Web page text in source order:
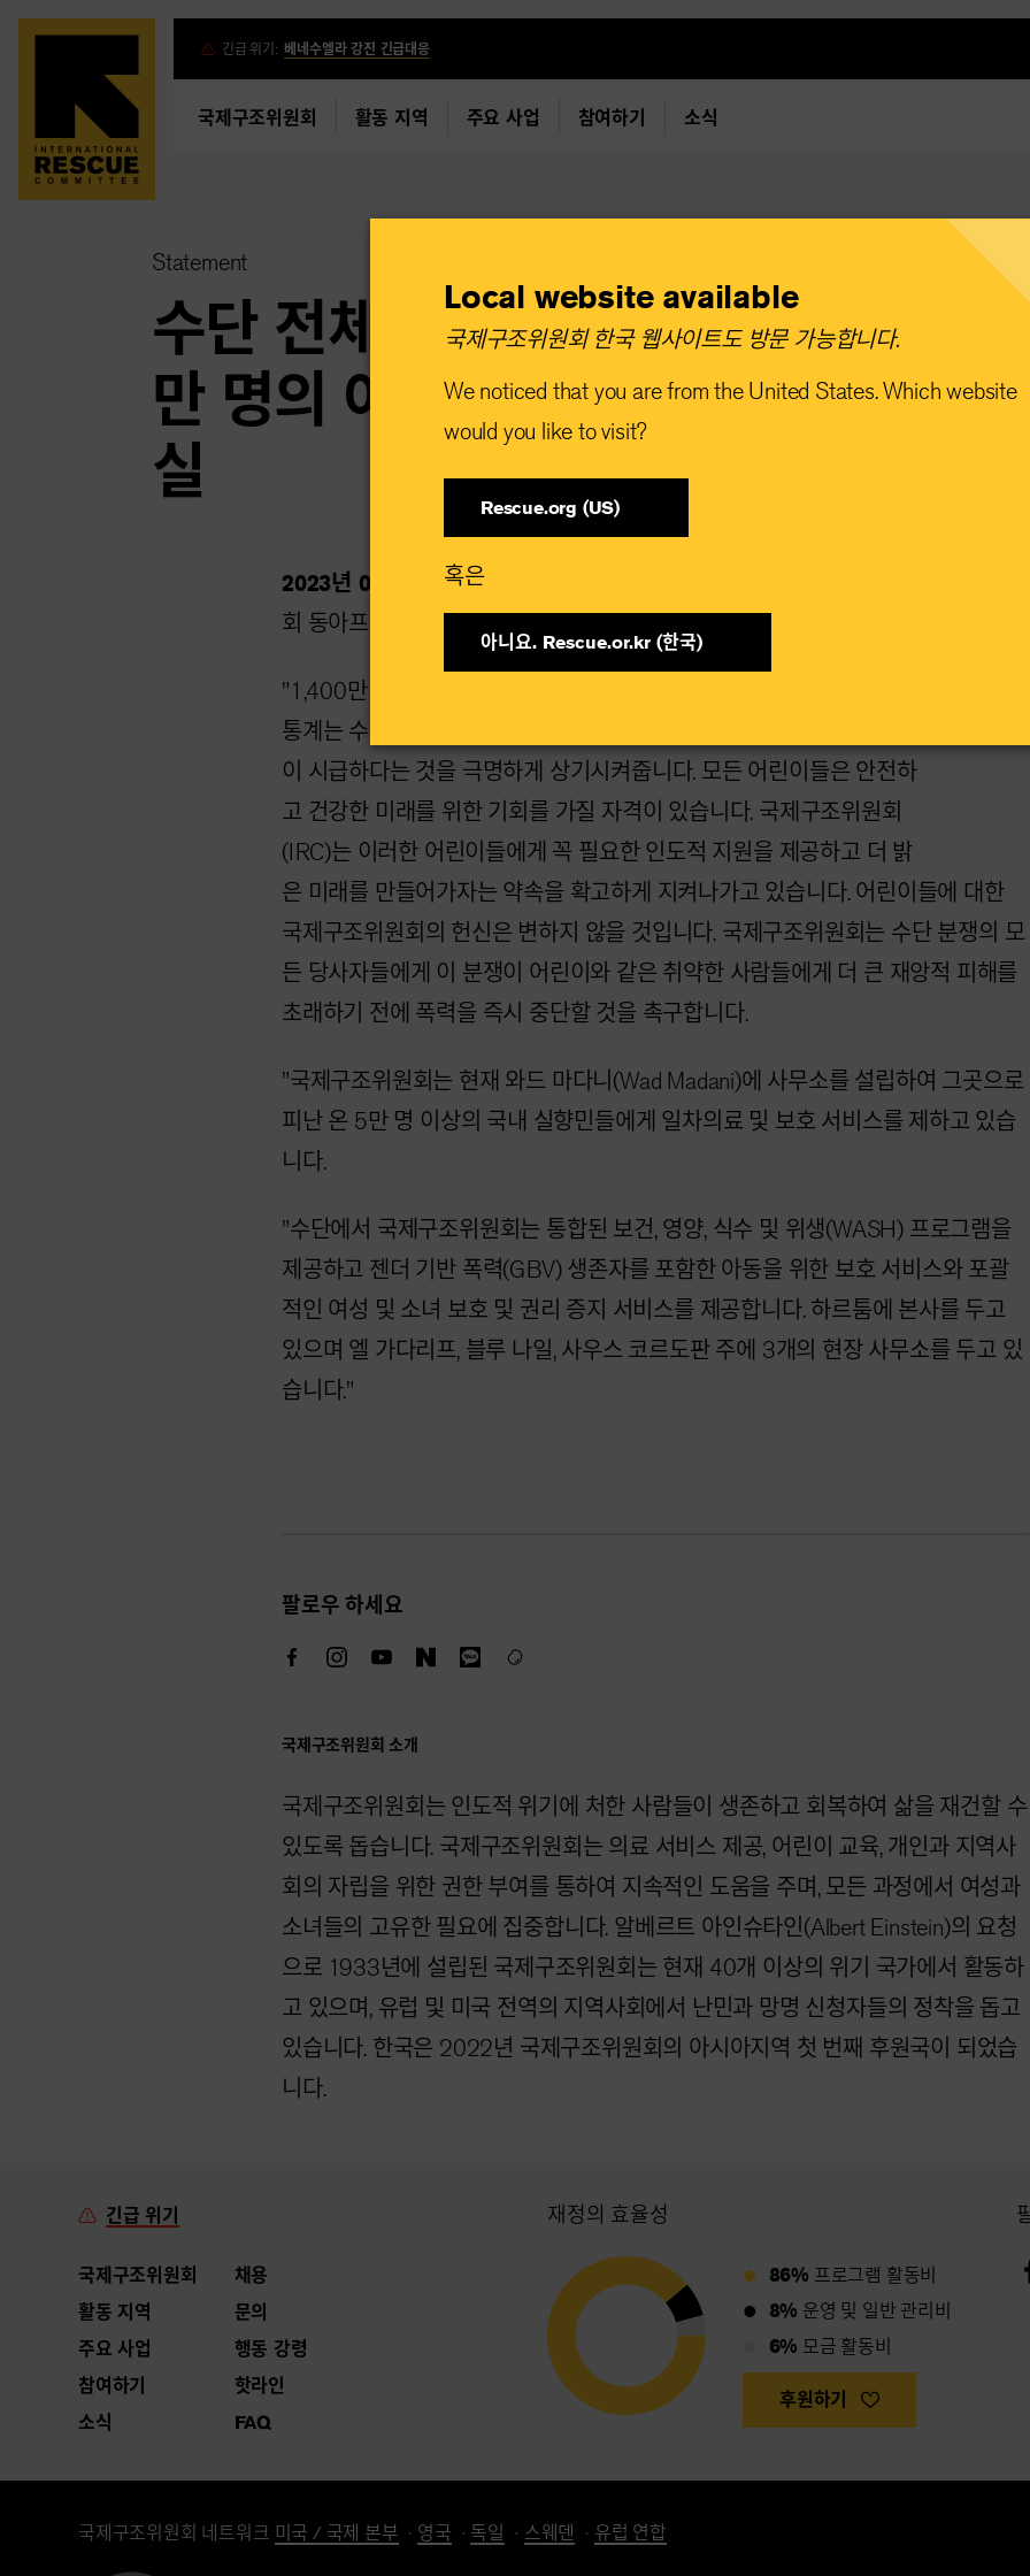
Skip
content
긴급 위기: 베네수엘라 강진 긴급대응
국제구조위원회 활동 지역 주요 사업 참여하기 소식
Statement
수단 전체 어린이의 절반인 1400
만 명의 어린이들 인도적 지원 절
실
2023년 08월 10일 —
회 동아프리카 긴급위기 책임자인 샤슈왓 사라프가 말했습니다.
"1,400만 명의 수단 어린이들이 인도적 지원을 필요하다는 이 놀라운
통계는 수단 전체 어린이의 절반에 해당하는 수치로, 국제사회의 도움
이 시급하다는 것을 극명하게 상기시켜줍니다. 모든 어린이들은 안전하
고 건강한 미래를 위한 기회를 가질 자격이 있습니다. 국제구조위원회
(IRC)는 이러한 어린이들에게 꼭 필요한 인도적 지원을 제공하고 더 밝
은 미래를 만들어가자는 약속을 확고하게 지켜나가고 있습니다. 어린이들에 대한
국제구조위원회의 헌신은 변하지 않을 것입니다. 국제구조위원회는 수단 분쟁의 모
든 당사자들에게 이 분쟁이 어린이와 같은 취약한 사람들에게 더 큰 재앙적 피해를
초래하기 전에 폭력을 즉시 중단할 것을 촉구합니다.
"국제구조위원회는 현재 와드 마다니(Wad Madani)에 사무소를 설립하여 그곳으로
피난 온 5만 명 이상의 국내 실향민들에게 일차의료 및 보호 서비스를 제하고 있습
니다.
"수단에서 국제구조위원회는 통합된 보건, 영양, 식수 및 위생(WASH) 프로그램을
제공하고 젠더 기반 폭력(GBV) 생존자를 포함한 아동을 위한 보호 서비스와 포괄
적인 여성 및 소녀 보호 및 권리 증지 서비스를 제공합니다. 하르툼에 본사를 두고
있으며 엘 가다리프, 블루 나일, 사우스 코르도판 주에 3개의 현장 사무소를 두고 있
습니다."
팔로우 하세요
국제구조위원회 소개
국제구조위원회는 인도적 위기에 처한 사람들이 생존하고 회복하여 삶을 재건할 수
있도록 돕습니다. 국제구조위원회는 의료 서비스 제공, 어린이 교육, 개인과 지역사
회의 자립을 위한 권한 부여를 통하여 지속적인 도움을 주며, 모든 과정에서 여성과
소녀들의 고유한 필요에 집중합니다. 알베르트 아인슈타인(Albert Einstein)의 요청
으로 1933년에 설립된 국제구조위원회는 현재 40개 이상의 위기 국가에서 활동하
고 있으며, 유럽 및 미국 전역의 지역사회에서 난민과 망명 신청자들의 정착을 돕고
있습니다. 한국은 2022년 국제구조위원회의 아시아지역 첫 번째 후원국이 되었습
니다.
긴급 위기
국제구조위원회
활동 지역
주요 사업
참여하기
소식
채용
문의
행동 강령
핫라인
FAQ
재정의 효율성
86% 프로그램 활동비
8% 운영 및 일반 관리비
6% 모금 활동비
후원하기
국제구조위원회 네트워크 미국 / 국제 본부 영국 독일 스웨덴 유럽 연합
Local website available
국제구조위원회 한국 웹사이트도 방문 가능합니다.​
We noticed that you are from the United States. Which website
would you like to visit?
Rescue.org (US)
혹은​
아니요. Rescue.or.kr (한국)​